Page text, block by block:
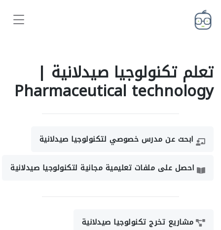
تعلم تكنولوجيا صيدلانية |
Pharmaceutical technology
ابحث عن مدرس خصوصي لتكنولوجيا صيدلانية
احصل على ملفات تعليمية مجانية لتكنولوجيا صيدلانية
مشاريع تخرج تكنولوجيا صيدلانية